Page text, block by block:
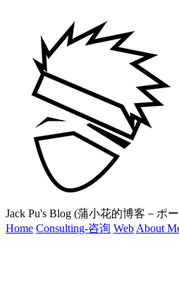
Jack Pu's Blog (蒲小花的博客－ポ
Home Consulting-咨询 Web About